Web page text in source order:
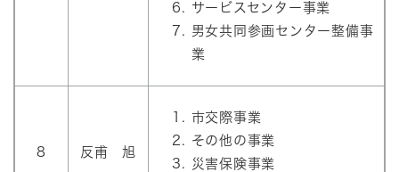
サービスセンター事業
男女共同参画センター整備事
業
8 反甫 旭
市交際事業
その他の事業
災害保険事業